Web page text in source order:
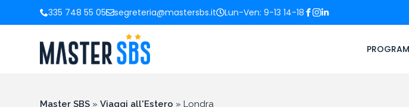
335 748 55 05 segreteria@mastersbs.it Lun-Ven: 9-13 14-18
Master SBS » Viaggi all'Estero » Londra